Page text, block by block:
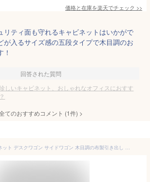
価格と在庫を楽天でチェック >>
リティ面も守れるキャビネットはいかがで
が入るサイズ感の五段タイプで木目調のお
回答された質問
しいキャビネット、おしゃれなオフィスにおすす
てのおすすめコメント (1件) >
Maihail キャビネット デスクワゴン サイドワゴン 木目調の布製引き出し オフィスワゴン 袖机 3段 A4対応 大容量 キャスター付き デスク下収納 幅398*奥行398*高さ655mm ビンテージ